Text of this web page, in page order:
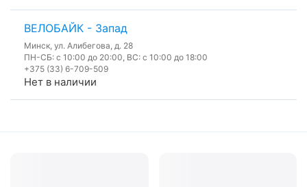
ВЕЛОБАЙК - Запад
Минск, ул. Алибегова, д. 28
ПН-СБ: с 10:00 до 20:00, ВС: с 10:00 до 18:00
+375 (33) 6-709-509
Нет в наличии